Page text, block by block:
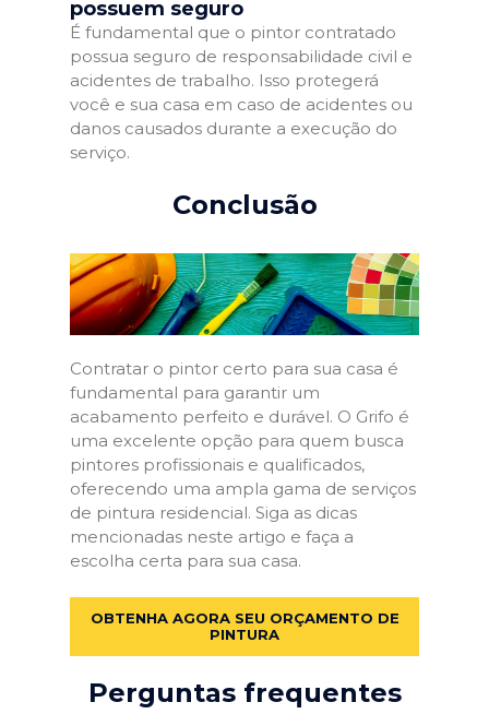
possuem seguro
É fundamental que o pintor contratado
possua seguro de responsabilidade civil e
acidentes de trabalho. Isso protegerá
você e sua casa em caso de acidentes ou
danos causados durante a execução do
serviço.
Conclusão
Contratar o pintor certo para sua casa é
fundamental para garantir um
acabamento perfeito e durável. O Grifo é
uma excelente opção para quem busca
pintores profissionais e qualificados,
oferecendo uma ampla gama de serviços
de pintura residencial. Siga as dicas
mencionadas neste artigo e faça a
escolha certa para sua casa.
OBTENHA AGORA SEU ORÇAMENTO DE
PINTURA
Perguntas frequentes